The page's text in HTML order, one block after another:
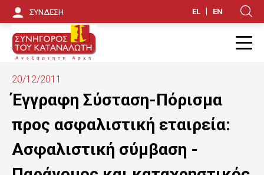
ΣΥΝΔΕΣΗ EL EN
20/12/2011
Έγγραφη Σύσταση-Πόρισμα
προς ασφαλιστική εταιρεία:
Ασφαλιστική σύμβαση -